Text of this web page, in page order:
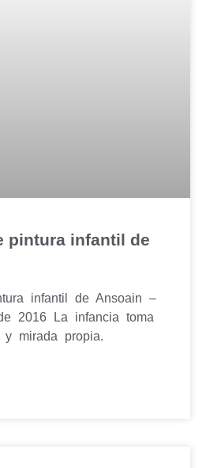
pintura infantil de
infantil de Ansoain –
2016 La infancia toma
mirada propia.